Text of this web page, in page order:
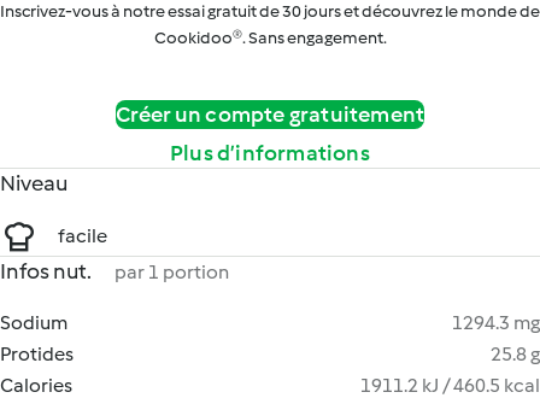
Inscrivez-vous à notre essai gratuit de 30 jours et découvrez le monde de
Cookidoo®. Sans engagement.
Créer un compte gratuitement
Plus d’informations
Niveau
facile
Infos nut. par 1 portion
Sodium
1294.3 mg
Protides
25.8 g
Calories
1911.2 kJ / 460.5 kcal